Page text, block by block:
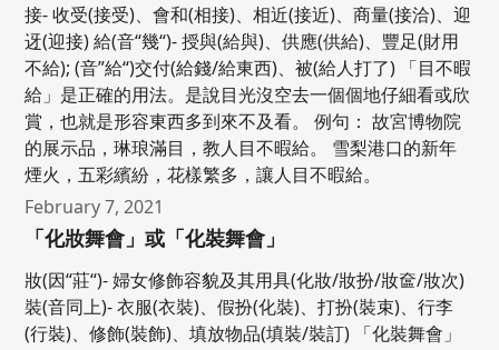
接- 收受(接受)、會和(相接)、相近(接近)、商量(接洽)、迎
迓(迎接) 給(音“幾“)- 授與(給與)、供應(供給)、豐足(財用
不給); (音”給“)交付(給錢/給東西)、被(給人打了) 「目不暇
給」是正確的用法。是說目光沒空去一個個地仔細看或欣
賞，也就是形容東西多到來不及看。 例句： 故宮博物院
的展示品，琳琅滿目，教人目不暇給。 雪梨港口的新年
煙火，五彩繽紛，花樣繁多，讓人目不暇給。
February 7, 2021
「化妝舞會」或「化裝舞會」
妝(因“莊“)- 婦女修飾容貌及其用具(化妝/妝扮/妝奩/妝次)
裝(音同上)- 衣服(衣裝)、假扮(化裝)、打扮(裝束)、行李
(行裝)、修飾(裝飾)、填放物品(填裝/裝訂) 「化裝舞會」